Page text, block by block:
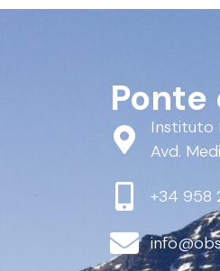
Instituto
Avd.
+34 958